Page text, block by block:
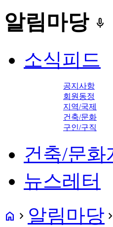
알림마당 keyboard_voice
소식피드
공지사항
회원동정
지역/국제
건축/문화
구인/구직
건축/문화
뉴스레터
home navigate_next 알림마당 navigate_next